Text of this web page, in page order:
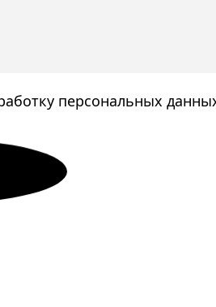
персональных